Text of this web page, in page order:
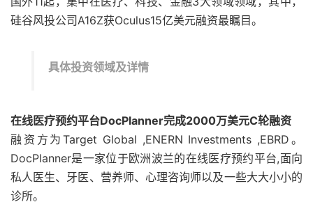
硅谷风投公司A16Z获Oculus15亿美元融资最瞩目。
具体投资领域及详情
在线医疗预约平台DocPlanner完成2000万美元C轮融资
融资方为Target Global ,ENERN Investments ,EBRD。
DocPlanner是一家位于欧洲波兰的在线医疗预约平台,面向
私人医生、牙医、营养师、心理咨询师以及一些大大小小的
诊所。